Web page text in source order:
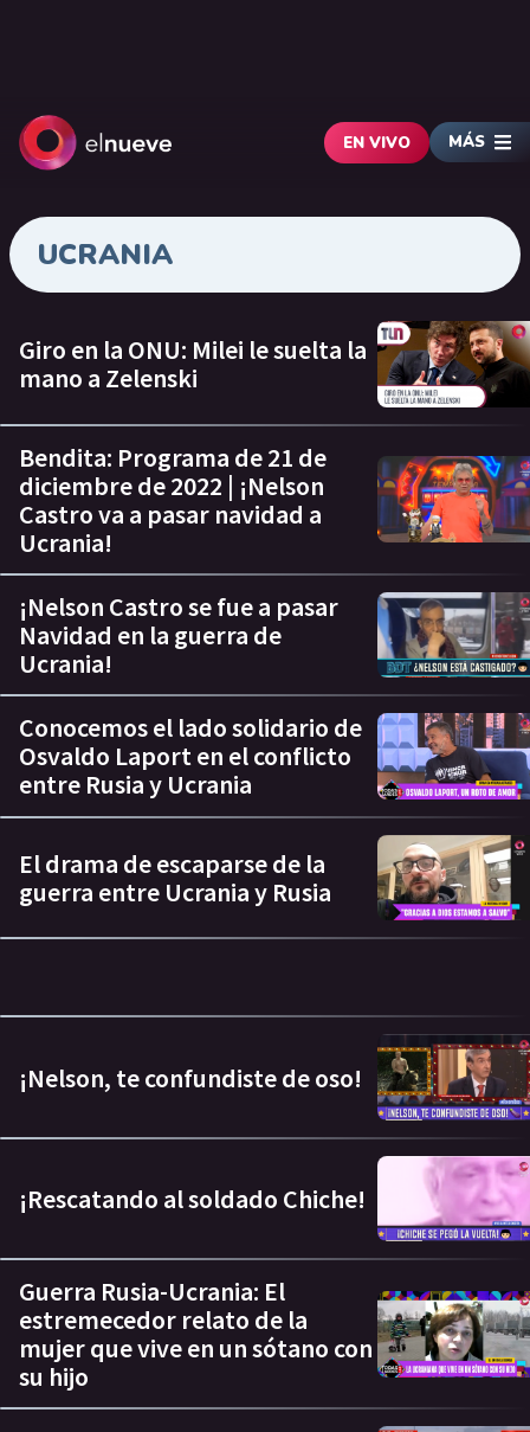
EN VIVO MÁS
UCRANIA
Giro en la ONU: Milei le suelta la
mano a Zelenski
Bendita: Programa de 21 de
diciembre de 2022 | ¡Nelson
Castro va a pasar navidad a
Ucrania!
¡Nelson Castro se fue a pasar
Navidad en la guerra de
Ucrania!
Conocemos el lado solidario de
Osvaldo Laport en el conflicto
entre Rusia y Ucrania
El drama de escaparse de la
guerra entre Ucrania y Rusia
¡Nelson, te confundiste de oso!
¡Rescatando al soldado Chiche!
Guerra Rusia-Ucrania: El
estremecedor relato de la
mujer que vive en un sótano con
su hijo